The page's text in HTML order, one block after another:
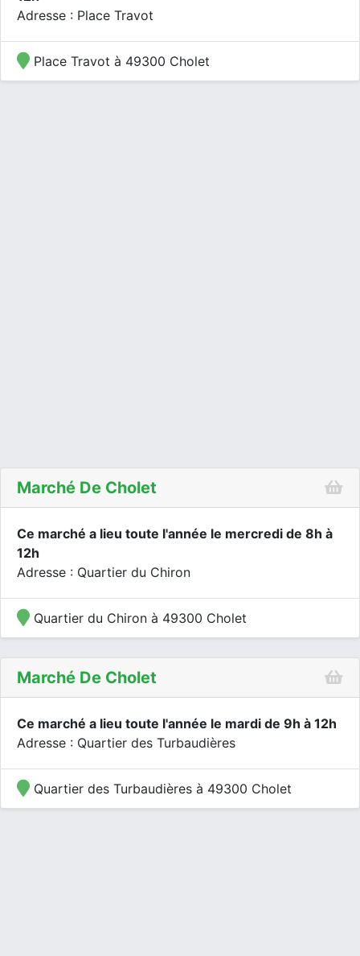
Adresse : Place Travot
Place Travot à 49300 Cholet
Marché De Cholet
Ce marché a lieu toute l'année le mercredi de 8h à
12h
Adresse : Quartier du Chiron
Quartier du Chiron à 49300 Cholet
Marché De Cholet
Ce marché a lieu toute l'année le mardi de 9h à 12h
Adresse : Quartier des Turbaudières
Quartier des Turbaudières à 49300 Cholet